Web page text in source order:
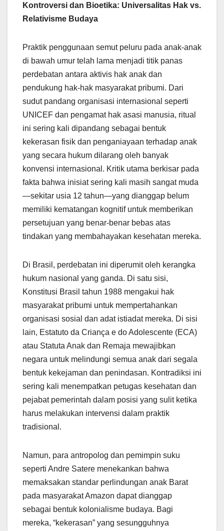
Kontroversi dan Bioetika: Universalitas Hak vs.
Relativisme Budaya
Praktik penggunaan semut peluru pada anak-anak
di bawah umur telah lama menjadi titik panas
perdebatan antara aktivis hak anak dan
pendukung hak-hak masyarakat pribumi. Dari
sudut pandang organisasi internasional seperti
UNICEF dan pengamat hak asasi manusia, ritual
ini sering kali dipandang sebagai bentuk
kekerasan fisik dan penganiayaan terhadap anak
yang secara hukum dilarang oleh banyak
konvensi internasional. Kritik utama berkisar pada
fakta bahwa inisiat sering kali masih sangat muda
—sekitar usia 12 tahun—yang dianggap belum
memiliki kematangan kognitif untuk memberikan
persetujuan yang benar-benar bebas atas
tindakan yang membahayakan kesehatan mereka.
Di Brasil, perdebatan ini diperumit oleh kerangka
hukum nasional yang ganda. Di satu sisi,
Konstitusi Brasil tahun 1988 mengakui hak
masyarakat pribumi untuk mempertahankan
organisasi sosial dan adat istiadat mereka. Di sisi
lain, Estatuto da Criança e do Adolescente (ECA)
atau Statuta Anak dan Remaja mewajibkan
negara untuk melindungi semua anak dari segala
bentuk kekejaman dan penindasan. Kontradiksi ini
sering kali menempatkan petugas kesehatan dan
pejabat pemerintah dalam posisi yang sulit ketika
harus melakukan intervensi dalam praktik
tradisional.
Namun, para antropolog dan pemimpin suku
seperti Andre Satere menekankan bahwa
memaksakan standar perlindungan anak Barat
pada masyarakat Amazon dapat dianggap
sebagai bentuk kolonialisme budaya. Bagi
mereka, “kekerasan” yang sesungguhnya